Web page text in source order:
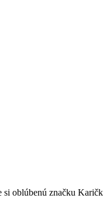
oblúbenú značku